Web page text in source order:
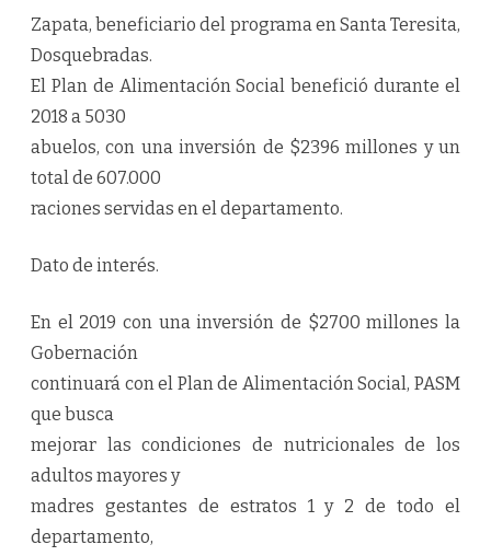
Zapata, beneficiario del programa en Santa Teresita,
Dosquebradas.
El Plan de Alimentación Social benefició durante el
2018 a 5030
abuelos, con una inversión de $2396 millones y un
total de 607.000
raciones servidas en el departamento.
Dato de interés.
En el 2019 con una inversión de $2700 millones la
Gobernación
continuará con el Plan de Alimentación Social, PASM
que busca
mejorar las condiciones de nutricionales de los
adultos mayores y
madres gestantes de estratos 1 y 2 de todo el
departamento,